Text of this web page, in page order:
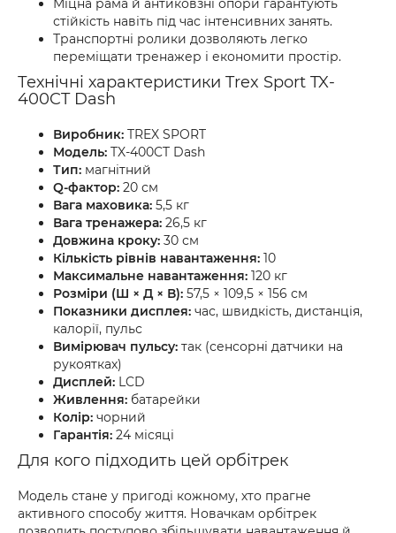
Міцна рама й антиковзні опори гарантують
стійкість навіть під час інтенсивних занять.
Транспортні ролики дозволяють легко
переміщати тренажер і економити простір.
Технічні характеристики Trex Sport TX-
400CT Dash
Виробник: TREX SPORT
Модель: TX-400CT Dash
Тип: магнітний
Q-фактор: 20 см
Вага маховика: 5,5 кг
Вага тренажера: 26,5 кг
Довжина кроку: 30 см
Кількість рівнів навантаження: 10
Максимальне навантаження: 120 кг
Розміри (Ш × Д × В): 57,5 × 109,5 × 156 см
Показники дисплея: час, швидкість, дистанція,
калорії, пульс
Вимірювач пульсу: так (сенсорні датчики на
рукоятках)
Дисплей: LCD
Живлення: батарейки
Колір: чорний
Гарантія: 24 місяці
Для кого підходить цей орбітрек
Модель стане у пригоді кожному, хто прагне
активного способу життя. Новачкам орбітрек